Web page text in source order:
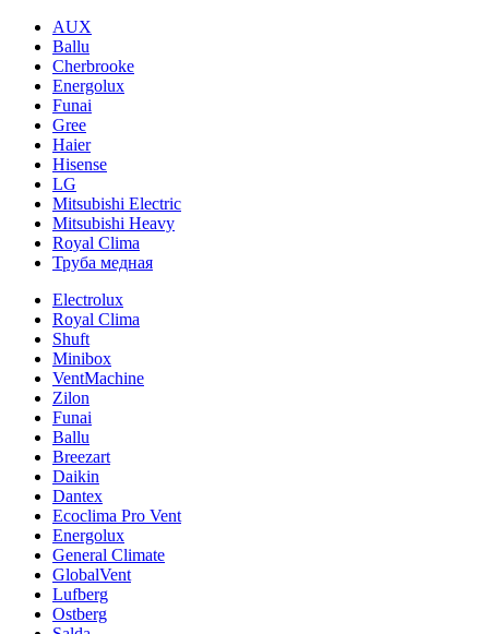
AUX
Ballu
Cherbrooke
Energolux
Funai
Gree
Haier
Hisense
LG
Mitsubishi Electric
Mitsubishi Heavy
Royal Clima
Труба медная
Electrolux
Royal Clima
Shuft
Minibox
VentMachine
Zilon
Funai
Ballu
Breezart
Daikin
Dantex
Ecoclima Pro Vent
Energolux
General Climate
GlobalVent
Lufberg
Ostberg